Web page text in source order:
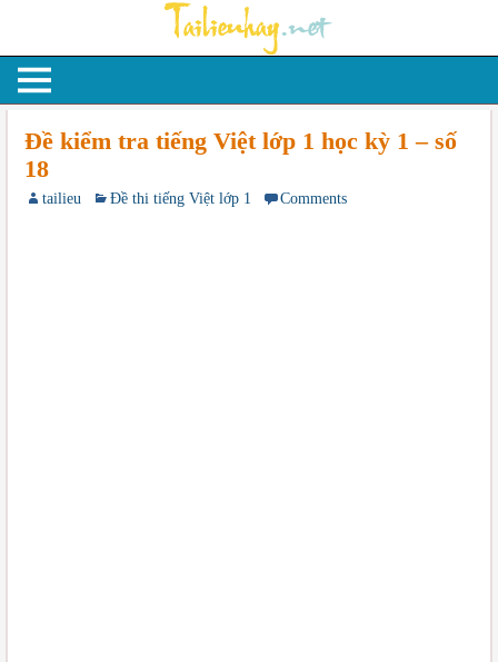
Đề kiểm tra tiếng Việt lớp 1 học kỳ 1 – số
18
tailieu Đề thi tiếng Việt lớp 1 Comments